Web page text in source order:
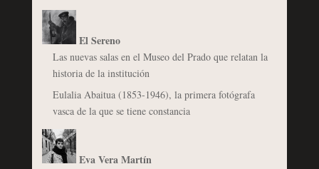
El Sereno
Las nuevas salas en el Museo del Prado que relatan la
historia de la institución
Eulalia Abaitua (1853-1946), la primera fotógrafa
vasca de la que se tiene constancia
Eva Vera Martín